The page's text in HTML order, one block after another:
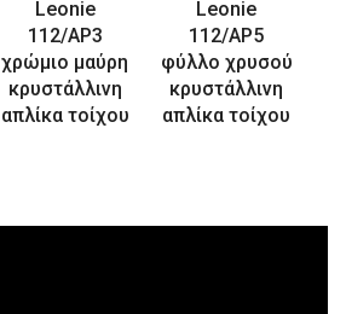
Leonie
112/AP3
χρώμιο μαύρη
κρυστάλλινη
απλίκα τοίχου
Leonie
112/AP5
φύλλο χρυσού
κρυστάλλινη
απλίκα τοίχου